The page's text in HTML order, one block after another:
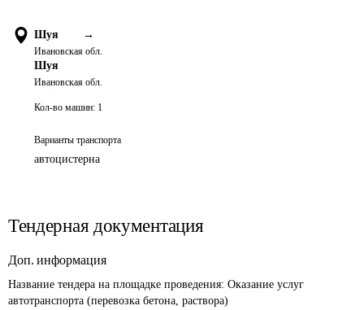
Шуя →
Ивановская обл.
Шуя
Ивановская обл.
Кол-во машин: 1
Варианты транспорта
автоцистерна
Тендерная документация
Доп. информация
Название тендера на площадке проведения: Оказание услуг
автотранспорта (перевозка бетона, раствора)